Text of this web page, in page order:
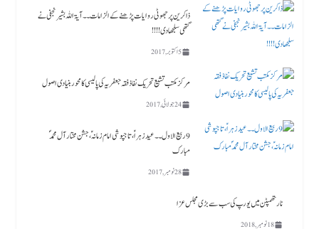
ذاکرین پر جھوٹی روایات پڑھنے کے الزامات ۔۔آیۃ اللہ بشیر نجفی نے
گتھی سلجھا دی!!!!
5 اکتوبر, 2017
مرکز مکتب تشیع تحریک نفاذفقہ جعفریہ کی پالیسی کا محور بنیادی اصول
24 جولائی, 2017
9 ربیع الاول ۔۔ عید زہراؑ، تاجپوشی امام زمانہؑ ،جشن مختار آل محمدؐ
مبارک
28 نومبر, 2017
نارتھمپٹن میں یورپ کی سب سے بڑی مجلس عزا
18 نومبر, 2018